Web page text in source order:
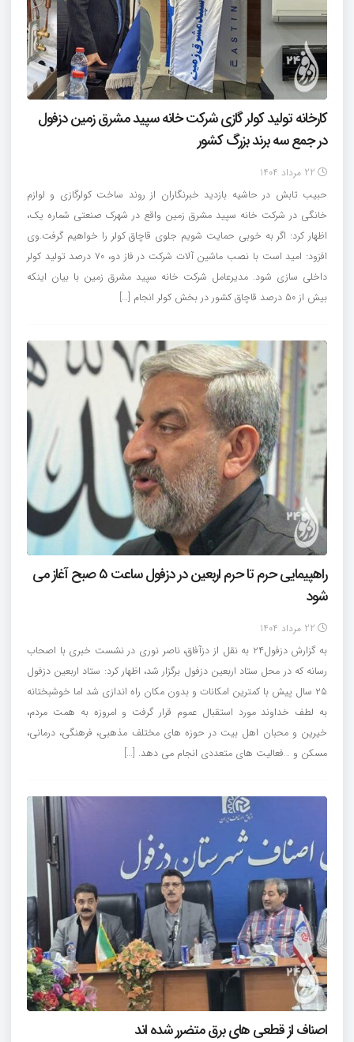
کارخانه تولید کولر گازی شرکت خانه سپید مشرق زمین دزفول
در جمع سه برند بزرگ کشور
22 مرداد 1404
حبیب تابش در حاشیه بازدید خبرنگاران از روند ساخت کولرگازی و لوازم
خانگی در شرکت خانه سپید مشرق زمین واقع در شهرک صنعتی شماره یک،
اظهار کرد: اگر به خوبی حمایت شویم جلوی قاچاق کولر را خواهیم گرفت.وی
افزود: امید است با نصب ماشین آلات شرکت در فاز دو، ۷۰ درصد تولید کولر
داخلی سازی شود. مدیرعامل شرکت خانه سپید مشرق زمین با بیان اینکه
بیش از ۵۰ درصد قاچاق کشور در بخش کولر انجام […]
راهپیمایی حرم تا حرم اربعین در دزفول ساعت ۵ صبح آغاز می
شود
22 مرداد 1404
به گزارش دزفول۲۴ به نقل از دزآفاق، ناصر نوری در نشست خبری با اصحاب
رسانه که در محل ستاد اربعین دزفول برگزار شد، اظهار کرد: ستاد اربعین دزفول
۲۵ سال پیش با کمترین امکانات و بدون مکان راه اندازی شد اما خوشبختانه
به لطف خداوند مورد استقبال عموم قرار گرفت و امروزه به همت مردم،
خیرین و محبان اهل بیت در حوزه های مختلف مذهبی، فرهنگی، درمانی،
مسکن و …فعالیت های متعددی انجام می دهد. […]
اصناف از قطعی های برق متضرر شده اند